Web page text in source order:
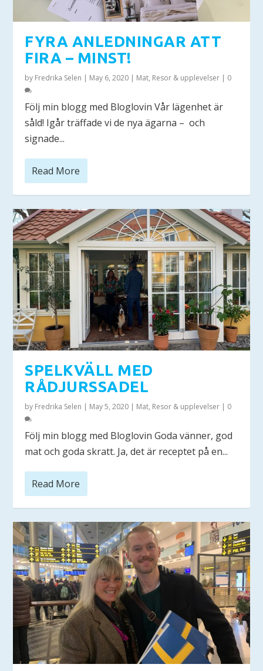
FYRA ANLEDNINGAR ATT
FIRA – MINST!
by Fredrika Selen | May 6, 2020 | Mat, Resor & upplevelser | 0
Följ min blogg med Bloglovin Vår lägenhet är
såld! Igår träffade vi de nya ägarna – och
signade...
Read More
SPELKVÄLL MED
RÅDJURSSADEL
by Fredrika Selen May 5, 2020 Mat, Resor & upplevelser 0
Följ min blogg med Bloglovin Goda vänner, god
mat och goda skratt. Ja, det är receptet på en...
Read More